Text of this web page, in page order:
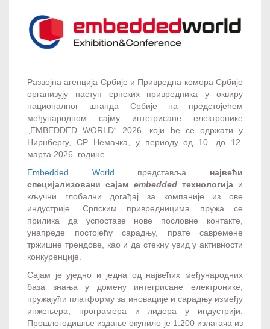
Развојна агенција Србије и Привредна комора Србије
организују наступ српских привредника у оквиру
националног штанда Србије на предстојећем
међународном сајму интегрисане електронике
„EMBEDDED WORLD“ 2026, који ће се одржати у
Нирнбергу, СР Немачка, у периоду од 10. до 12.
марта 2026. године.
Embedded World представља највећи
специјализовани сајам embeddedтехнологијаи
кључни глобални догађај за компаније из ове
индустрије. Српским привредницима пружа се
прилика да успоставе нове пословне контакте,
унапреде постојећу сарадњу, прате савремене
тржишне трендове, као и да стекну увид у активности
конкуренције.
Сајам је уједно и једна од највећих међународних
база знања у домену интегрисане електронике,
пружајући платформу за иновације и сарадњу између
инжењера, програмера и лидера у индустрији.
Прошлогодишње издање окупило је 1.200 излагача из